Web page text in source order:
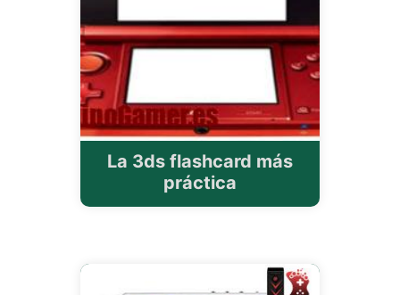
La 3ds flashcard más
práctica